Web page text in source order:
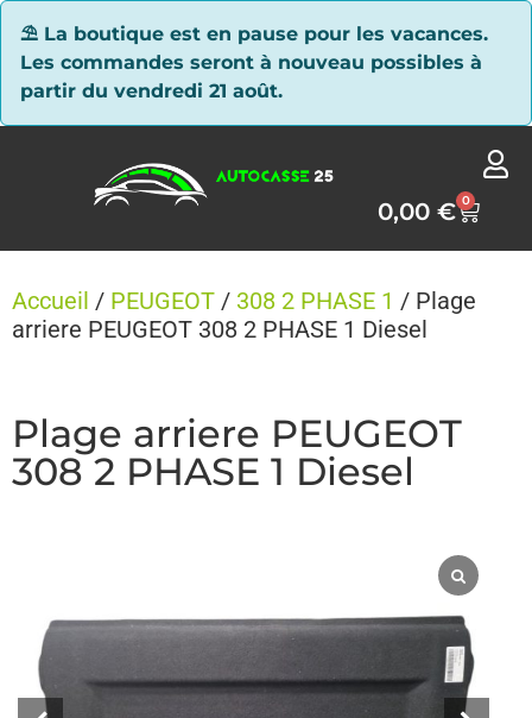
⛱ La boutique est en pause pour les vacances.
Les commandes seront à nouveau possibles à
partir du vendredi 21 août.
0,00€ 0
Accueil / PEUGEOT / 308 2 PHASE 1 / Plage
arriere PEUGEOT 308 2 PHASE 1 Diesel
Plage arriere PEUGEOT
308 2 PHASE 1 Diesel
Panneau de gestion des cookies